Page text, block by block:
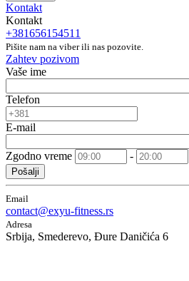
Kontakt
Kontakt
+381656154511
Pišite nam na viber ili nas pozovite.
Zahtev pozivom
Vaše ime
Telefon
E-mail
Zgodno vreme -
Pošalji
Email
contact@exyu-fitness.rs
Adresa
Srbija, Smederevo, Đure Daničića 6